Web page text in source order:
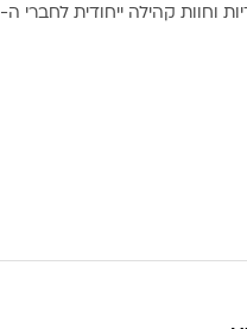
וחוות קהילה ייחודית לחברי ה-